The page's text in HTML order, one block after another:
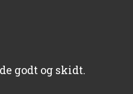
godt og skidt.